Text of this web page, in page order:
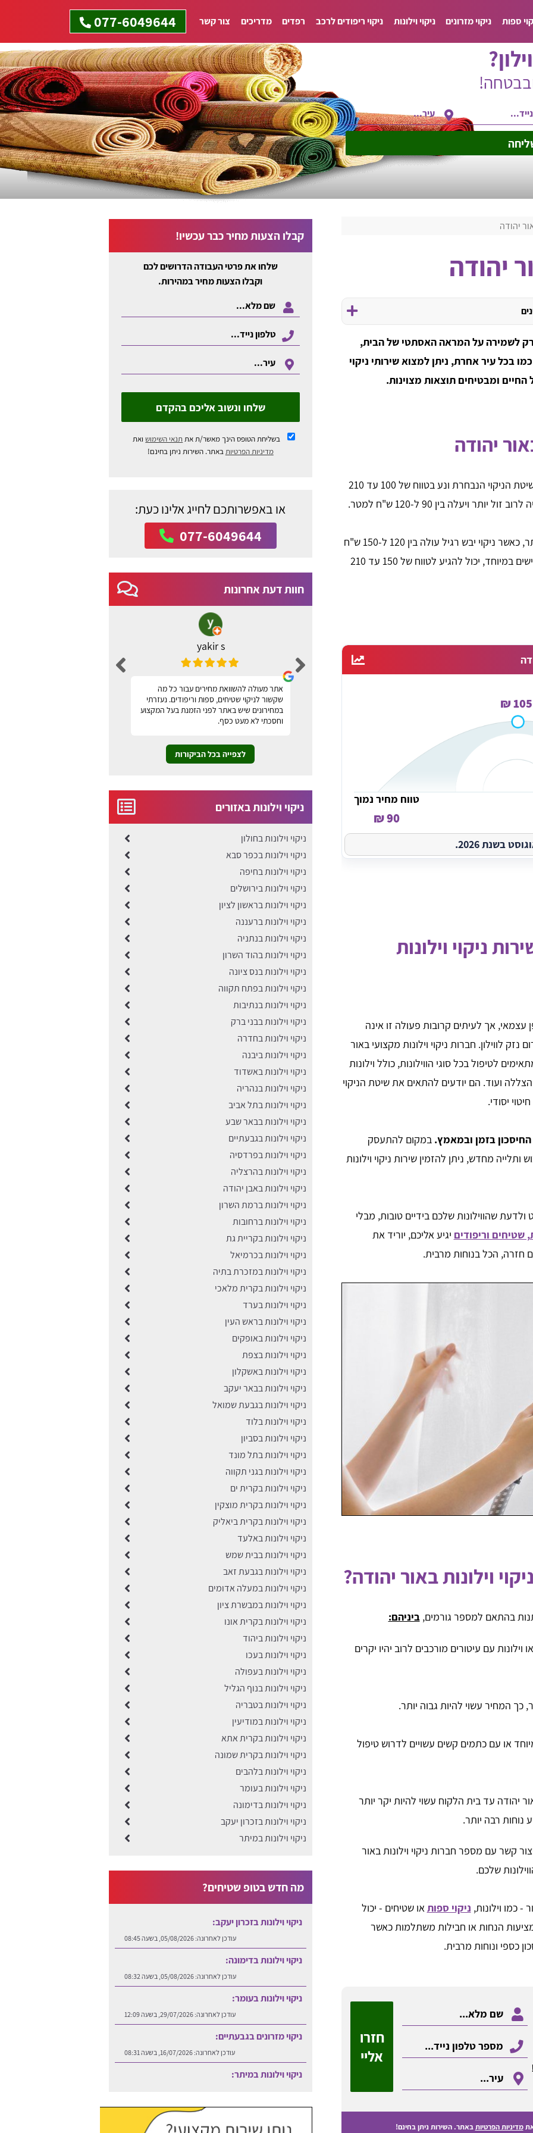
ספות ניקוי מזרונים ניקוי וילונות ניקוי ריפודים לרכב רפדים מדריכים צור קשר 077-6049644
יהודה
יהודה
רק לשמירה על המראה האסתטי של הבית,
בכל עיר אחרת, ניתן למצוא שירותי ניקוי
החיים ומבטיחים תוצאות מצוינות.
יהודה
חשוב לדעת כי המחיר משתנה בהתאם לשיטת הניקוי הנבחרת ונע בטווח של 100 עד 210
ויעלה בין 90 ל-120 ש"ח למטר.
לעומת זאת, שיטות הניקוי היבש יקרות יותר, כאשר ניקוי יבש רגיל עולה בין 120 ל-150 ש"ח
למטר וניקוי יבש עדין, המתאים לבדים רגישים במיוחד, יכול להגיע לטווח של 150 עד 210
105 ₪
טווח מחיר נמוך
90 ₪
בשנת 2026.
ניקוי וילונות
עצמאי, אך לעיתים קרובות פעולה זו אינה
לווילון. חברות ניקוי וילונות מקצועי באור
לטיפול בכל סוגי הווילונות, כולל וילונות
הצללה ועוד. הם יודעים להתאים את שיטת הניקוי
יסודי.
בזמן ובמאמץ. במקום להתעסק
ותלייה מחדש, ניתן להזמין שירות ניקוי וילונות
שהווילונות שלכם בידיים טובות, מבלי
שטיחים וריפודים יגיע אליכם, יוריד את
חזרה, הכל בנוחות מרבית.
וילונות באור יהודה?
בהתאם למספר גורמים,ביניהם:
וילונות עם עיטורים מורכבים לרוב יהיו יקרים
כך המחיר עשוי להיות גבוה יותר.
או עם כתמים קשים עשויים לדרוש טיפול
יהודה עד בית הלקוח עשוי להיות יקר יותר
נוחות רבה יותר.
קשר עם מספר חברות ניקוי וילונות באור
שלכם.
- כמו וילונות, ניקוי ספותאו שטיחים - יכול
הנחות או חבילות משתלמות כאשר
כספי ונוחות מרבית.
חזרו
אליי
מדיניות הפרטיותבאתר. השירות ניתן בחינם!
קבלו הצעות מחיר כבר עכשיו!
שלחו את פרטי העבודה הדרושים לכם
וקבלו הצעות מחיר במהירות.
שלחו ונשוב אליכם בהקדם
בשליחת הטופס הינך מאשר/ת את תנאי השימושואת
מדיניות הפרטיותבאתר. השירות ניתן בחינם!
או באפשרותכם לחייג אלינו כעת:
077-6049644
חוות דעת אחרונות
yakir s
אתר מעולה להשוואת מחירים עבור כל מה
שקשור לניקוי שטיחים, ספות וריפודים. נעזרתי
במחירונים שיש באתר לפני הזמנת בעל המקצוע
וחסכתי לא מעט כסף.
Moti Faragian
לצפייה בכל הביקורות
ניקוי וילונות באזורים
ניקוי וילונות בחולון
ניקוי וילונות בכפר סבא
ניקוי וילונות בחיפה
ניקוי וילונות בירושלים
ניקוי וילונות בראשון לציון
ניקוי וילונות ברעננה
ניקוי וילונות בנתניה
ניקוי וילונות בהוד השרון
ניקוי וילונות בנס ציונה
ניקוי וילונות בפתח תקווה
ניקוי וילונות בנתיבות
ניקוי וילונות בבני ברק
ניקוי וילונות בחדרה
ניקוי וילונות ביבנה
ניקוי וילונות באשדוד
ניקוי וילונות בנהריה
ניקוי וילונות בתל אביב
ניקוי וילונות בבאר שבע
ֱניקוי וילונות בגבעתיים
ניקוי וילונות בפרדסיה
ניקוי וילונות בהרצליה
ניקוי וילונות באבן יהודה
ניקוי וילונות ברמת השרון
ניקוי וילונות ברחובות
ניקוי וילונות בקריית גת
ניקוי וילונות בכרמיאל
ניקוי וילונות במזכרת בתיה
ניקוי וילונות בקרית מלאכי
ניקוי וילונות בערד
ניקוי וילונות בראש העין
ניקוי וילונות באופקים
ניקוי וילונות בצפת
ניקוי וילונות באשקלון
ניקוי וילונות בבאר יעקב
ניקוי וילונות בגבעת שמואל
ניקוי וילונות בלוד
ניקוי וילונות בסביון
ניקוי וילונות בתל מונד
ניקוי וילונות בגני תקווה
ניקוי וילונות בקרית ים
ניקוי וילונות בקרית מוצקין
ניקוי וילונות בקרית ביאליק
ניקוי וילונות באלעד
ניקוי וילונות בבית שמש
ניקוי וילונות בגבעת זאב
ניקוי וילונות במעלה אדומים
ניקוי וילונות במבשרת ציון
ניקוי וילונות בקרית אונו
ניקוי וילונות ביהוד
ניקוי וילונות בעכו
ניקוי וילונות בעפולה
ניקוי וילונות בנוף הגליל
ניקוי וילונות בטבריה
ניקוי וילונות במודיעין
ניקוי וילונות בקרית אתא
ניקוי וילונות בקרית שמונה
ניקוי וילונות בלהבים
ניקוי וילונות בעומר
ניקוי וילונות בדימונה
ניקוי וילונות בזכרון יעקב
ניקוי וילונות במיתר
מה חדש בטופ שטיחים?
ניקוי וילונות בזכרון יעקב:
עודכן לאחרונה:05/08/2026, בשעה 08:45
ניקוי וילונות בדימונה:
עודכן לאחרונה:05/08/2026, בשעה 08:32
ניקוי וילונות בעומר:
עודכן לאחרונה:29/07/2026, בשעה 12:09
ניקוי מזרונים בגבעתיים:
עודכן לאחרונה:16/07/2026, בשעה 08:31
ניקוי וילונות במיתר: